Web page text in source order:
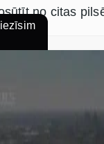
no citas